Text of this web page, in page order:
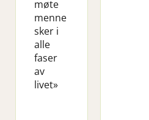
møte
menne
sker i
alle
faser
av
livet»